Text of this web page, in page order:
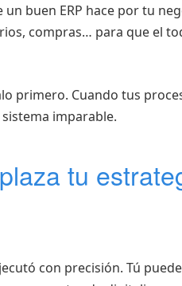
buen ERP hace por tu
compras… para que el
primero. Cuando tus
imparable.
tu
con precisión. Tú